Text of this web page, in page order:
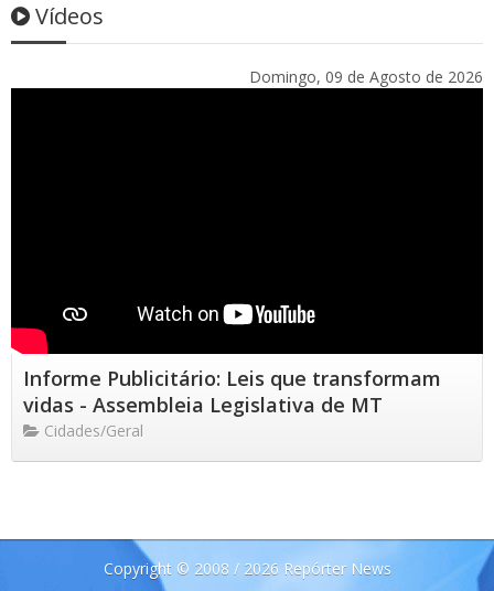
Vídeos
Domingo, 09 de Agosto de 2026
Informe Publicitário: Leis que transformam
vidas - Assembleia Legislativa de MT
Cidades/Geral
Copyright © 2008 / 2026 Repórter News